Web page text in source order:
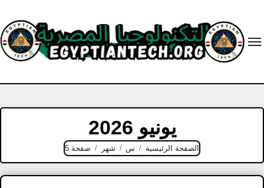
content
يونيو 2026
الصفحة الرئيسية س شهر صفحة 5